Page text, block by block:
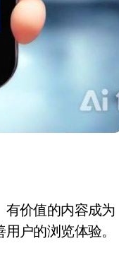
有价值的内容成为
户的浏览体验。